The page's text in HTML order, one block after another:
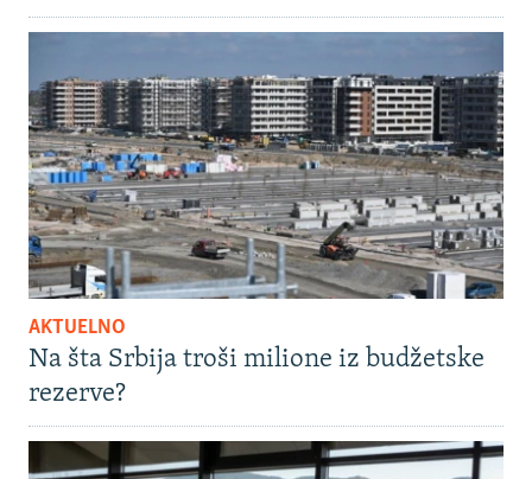
AKTUELNO
Na šta Srbija troši milione iz budžetske
rezerve?